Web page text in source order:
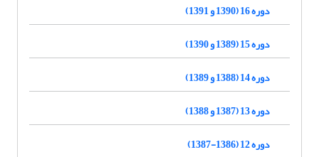
دوره 16 (1390 و 1391)
دوره 15 (1389 و 1390)
دوره 14 (1388 و 1389)
دوره 13 (1387 و 1388)
دوره 12 (1386-1387)